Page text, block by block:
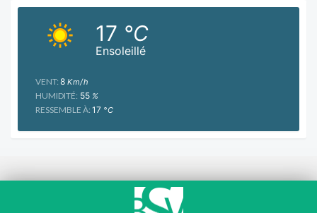
Ensoleillé
17 °C
VENT: 8 Km/h
HUMIDITÉ: 55 %
RESSEMBLE À: 17 °C